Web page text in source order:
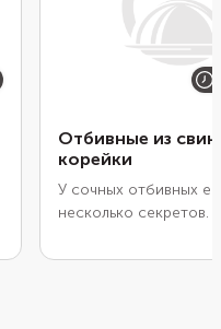
Отбивные из
корейки
У сочных отбивных
несколько секретов.
толщина кусочков —